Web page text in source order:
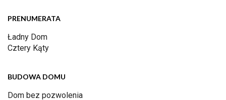
PRENUMERATA
Ładny Dom
Cztery Kąty
BUDOWA DOMU
Dom bez pozwolenia